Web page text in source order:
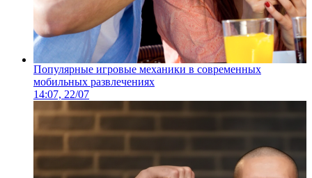
Популярные игровые механики в современных
мобильных развлечениях
14:07, 22/07